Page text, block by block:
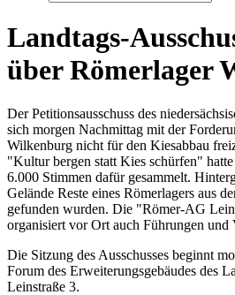
Landtags-
über Römerlager
Der Petitionsausschuss des
sich morgen Nachmittag mit der
Wilkenburg nicht für den Kiesabbau
"Kultur bergen statt Kies schürfen"
6.000 Stimmen dafür gesammelt.
Gelände Reste eines Römerlagers aus
gefunden wurden. Die "Römer-AG
organisiert vor Ort auch Führungen und
Die Sitzung des Ausschusses beginnt
Forum des Erweiterungsgebäudes des
Leinstraße 3.